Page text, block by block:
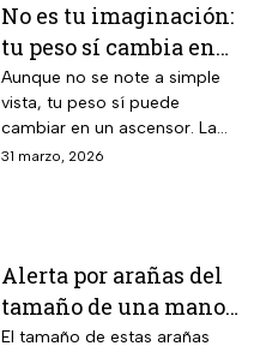
No es tu imaginación:
tu peso sí cambia en
un ascensor y la
ciencia lo explica
Aunque no se note a simple
vista, tu peso sí puede
cambiar en un ascensor. La
ciencia explica por qué ocurre
31 marzo, 2026
Alerta por arañas del
tamaño de una mano
que invaden EUA
El tamaño de estas arañas